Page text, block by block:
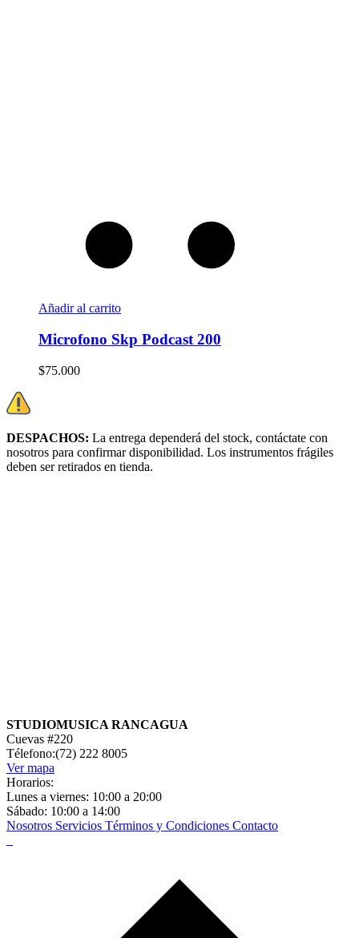
Añadir al carrito
Microfono Skp Podcast 200
$75.000
DESPACHOS: La entrega dependerá del stock, contáctate con
nosotros para confirmar disponibilidad. Los instrumentos frágiles
deben ser retirados en tienda.
STUDIOMUSICA RANCAGUA
Cuevas #220
Télefono:(72) 222 8005
Ver mapa
Horarios:
Lunes a viernes: 10:00 a 20:00
Sábado: 10:00 a 14:00
Nosotros Servicios Términos y Condiciones Contacto